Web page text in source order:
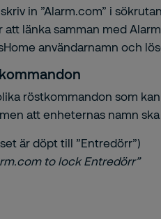
in ”Alarm.com” i
att länka samman med
användarnamn och
röstkommandon som
att enheternas namn
är döpt till ”Entredörr”)
to lock Entredörr”